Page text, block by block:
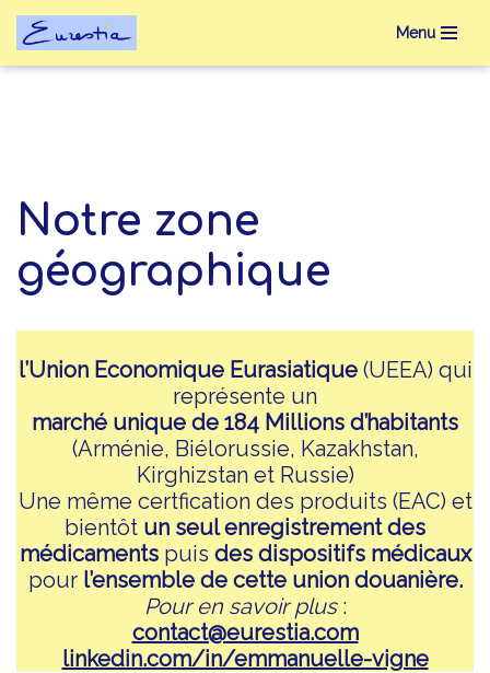
Menu
Notre zone
géographique
l’Union Economique Eurasiatique(UEEA) qui
représente un
marché unique de 184 Millions d’habitants
(Arménie, Biélorussie, Kazakhstan,
Kirghizstan et Russie)
Une même certfication des produits (EAC) et
bientôt un seul enregistrement des
médicamentspuis des dispositifs médicaux
pour l’ensemble de cette union douanière.
Pour en savoir plus :
contact@eurestia.com
linkedin.com/in/emmanuelle-vigne